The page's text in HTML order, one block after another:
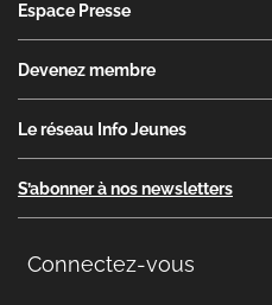
Espace Presse
Devenez membre
Le réseau Info Jeunes
S’abonner à nos newsletters
Connectez-vous